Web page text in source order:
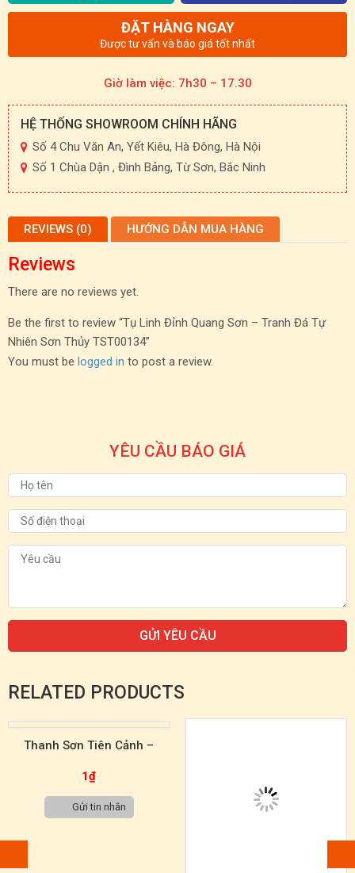
ĐẶT HÀNG NGAY
Được tư vấn và báo giá tốt nhất
Giờ làm việc: 7h30 – 17.30
HỆ THỐNG SHOWROOM CHÍNH HÃNG
Số 4 Chu Văn An, Yết Kiêu, Hà Đông, Hà Nội
Số 1 Chùa Dận , Đình Bảng, Từ Sơn, Bắc Ninh
REVIEWS (0) HƯỚNG DẪN MUA HÀNG
Reviews
There are no reviews yet.
Be the first to review “Tụ Linh Đỉnh Quang Sơn – Tranh Đá Tự
Nhiên Sơn Thủy TST00134”
You must be logged in to post a review.
YÊU CẦU BÁO GIÁ
RELATED PRODUCTS
Thanh Sơn Tiên Cảnh –
TST0064
1₫
Gửi tin nhắn